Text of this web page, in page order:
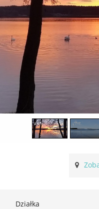
Działka